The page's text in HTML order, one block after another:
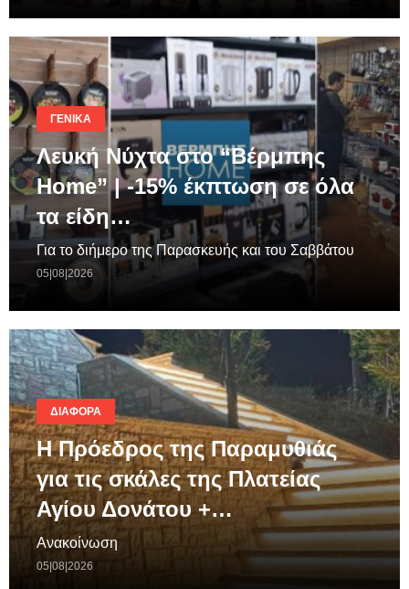
ΓΕΝΙΚΆ
Λευκή Νύχτα στο “Βέρμπης
Home” | -15% έκπτωση σε όλα
τα είδη…
Για το διήμερο της Παρασκευής και του Σαββάτου
05|08|2026
ΔΙΆΦΟΡΑ
Η Πρόεδρος της Παραμυθιάς
για τις σκάλες της Πλατείας
Αγίου Δονάτου +…
Ανακοίνωση
05|08|2026